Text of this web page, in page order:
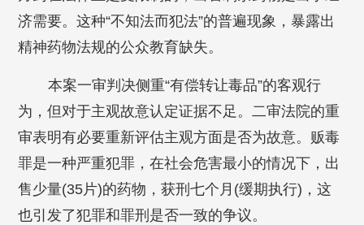
济需要。这种“不知法而犯法”的普遍现象，暴露出
精神药物法规的公众教育缺失。
本案一审判决侧重“有偿转让毒品”的客观行
为，但对于主观故意认定证据不足。二审法院的重
审表明有必要重新评估主观方面是否为故意。贩毒
罪是一种严重犯罪，在社会危害最小的情况下，出
售少量(35片)的药物，获刑七个月(缓期执行)，这
也引发了犯罪和罪刑是否一致的争议。